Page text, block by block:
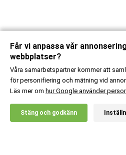
20% RABATT!
X
Får vi anpassa vår
webbplatser?
Våra samarbetspartner kommer att
för personifiering och mätning vid
Läs mer om hur Google använder
Stäng och godkänn